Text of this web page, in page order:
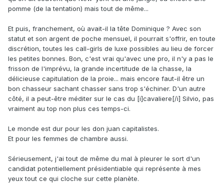
pomme (de la tentation) mais tout de même...
Et puis, franchement, où avait-il la tête Dominique ? Avec son
statut et son argent de poche mensuel, il pourrait s'offrir, en toute
discrétion, toutes les call-girls de luxe possibles au lieu de forcer
les petites bonnes. Bon, c'est vrai qu'avec une pro, il n'y a pas le
frisson de l'imprévu, la grande incertitude de la chasse, la
délicieuse capitulation de la proie... mais encore faut-il être un
bon chasseur sachant chasser sans trop s'échiner. D'un autre
côté, il a peut-être méditer sur le cas du [i]cavaliere[/i] Silvio, pas
vraiment au top non plus ces temps-ci.
Le monde est dur pour les don juan capitalistes.
Et pour les femmes de chambre aussi.
Sérieusement, j'ai tout de même du mal à pleurer le sort d'un
candidat potentiellement présidentiable qui représente à mes
yeux tout ce qui cloche sur cette planète.